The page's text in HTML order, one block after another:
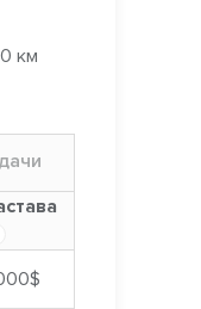
км